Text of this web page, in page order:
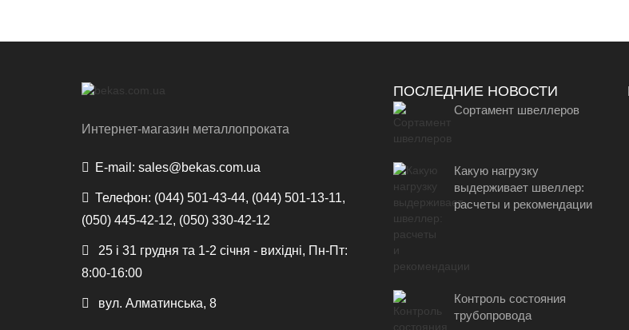
Интернет-магазин металлопроката
E-mail: sales@bekas.com.ua
Телефон: (044) 501-43-44, (044) 501-13-11,
(050) 445-42-12, (050) 330-42-12
25 і 31 грудня та 1-2 січня - вихідні, Пн-Пт:
8:00-16:00
вул. Алматинська, 8
ПОСЛЕДНИЕ НОВОСТИ
Сортамент швеллеров
Какую нагрузку
выдерживает швеллер:
расчеты и рекомендации
Контроль состояния
трубопровода